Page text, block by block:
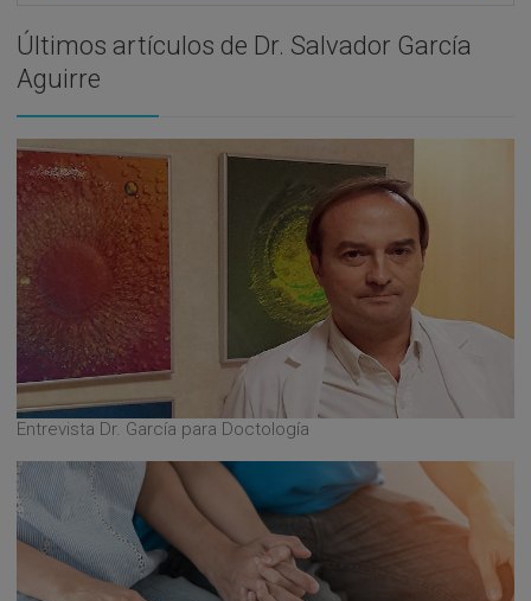
Últimos artículos de Dr. Salvador García
Aguirre
Entrevista Dr. García para Doctología